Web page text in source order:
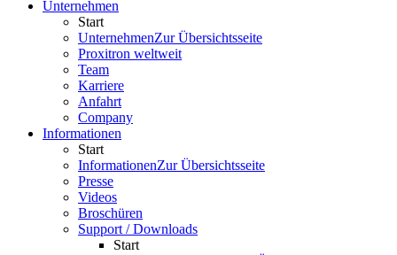
Unternehmen
Start
UnternehmenZur Übersichtsseite
Proxitron weltweit
Team
Karriere
Anfahrt
Company
Informationen
Start
InformationenZur Übersichtsseite
Presse
Videos
Broschüren
Support / Downloads
Start